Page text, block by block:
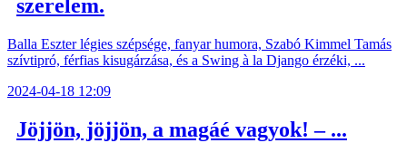
szerelem.
Balla Eszter légies szépsége, fanyar humora, Szabó Kimmel Tamás
szívtipró, férfias kisugárzása, és a Swing à la Django érzéki, ...
2024-04-18 12:09
Jöjjön, jöjjön, a magáé vagyok! – ...